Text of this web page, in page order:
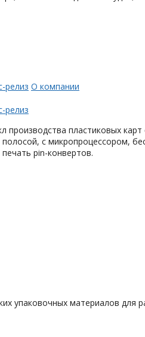
релиз О компании
релиз
пластиковых
с микропроцессором,
pin-конвертов.
упаковочных материалов